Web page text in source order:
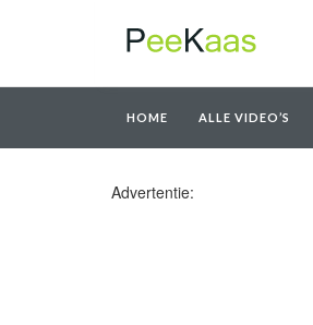
HOME ALLE VIDEO’S
Advertentie: